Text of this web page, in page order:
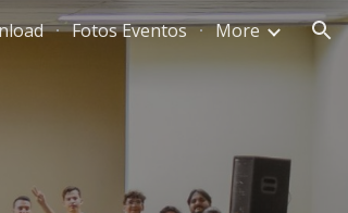
Fotos Eventos More